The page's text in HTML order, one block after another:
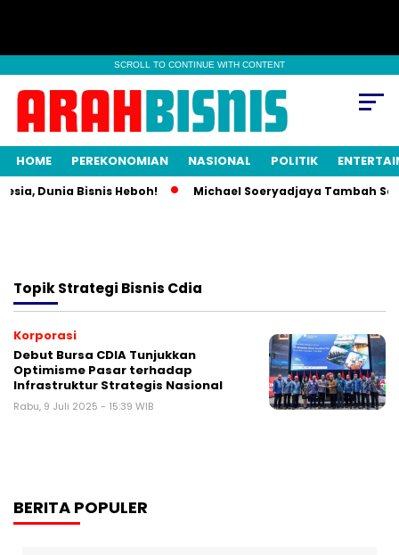
SCROLL TO CONTINUE WITH CONTENT
HOME PEREKONOMIAN NASIONAL POLITIK
Dunia Bisnis Heboh! Michael Soeryadjaya Tambah
TopikStrategi Bisnis Cdia
Korporasi
Debut Bursa CDIA Tunjukkan
Optimisme Pasar terhadap
Infrastruktur Strategis Nasional
Rabu, 9 Juli 2025 - 15:39 WIB
BERITA POPULER